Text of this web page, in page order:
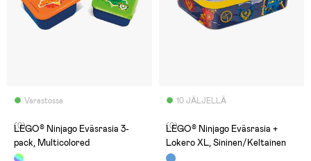
Varastossa
(0)
LEGO® Ninjago Eväsrasia 3-
pack, Multicolored
10 JÄLJELLÄ
(0)
LEGO® Ninjago Eväsrasia +
Lokero XL, Sininen/Keltainen